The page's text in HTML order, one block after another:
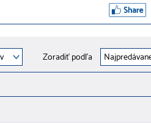
Zoradiť podľa